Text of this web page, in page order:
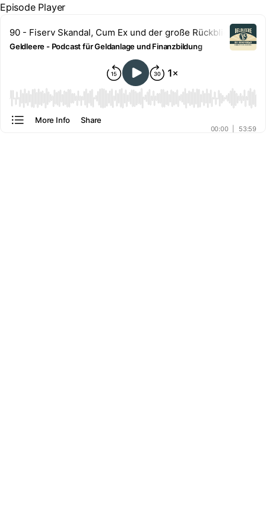
Episode Player
90 - Fiserv Skandal, Cum Ex und der große Rückblick, das
Geldleere - Podcast für Geldanlage und Finanzbildung
00:00
00:00 53:59
More Info Share